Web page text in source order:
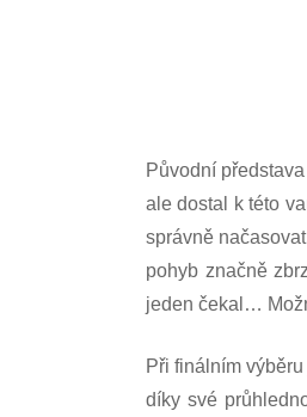
Původní
ale dostal k této
správně
pohyb značně
jeden čekal…
Při finálním
díky své